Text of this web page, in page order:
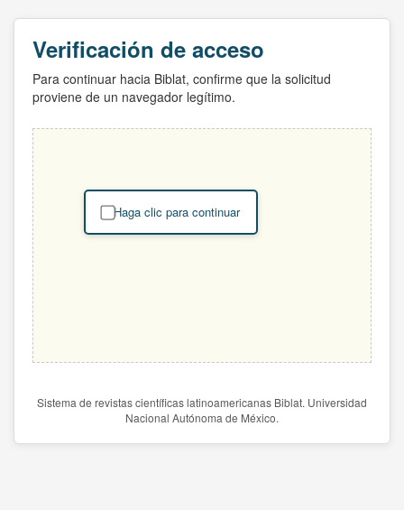
Verificación de acceso
Para continuar hacia Biblat, confirme que la solicitud
proviene de un navegador legítimo.
Haga clic para continuar
Sistema de revistas científicas latinoamericanas Biblat. Universidad
Nacional Autónoma de México.